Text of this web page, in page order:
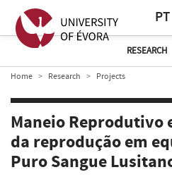
PT
RESEARCH
Home Research Projects
Maneio Reprodutivo
da reprodução em
Puro Sangue